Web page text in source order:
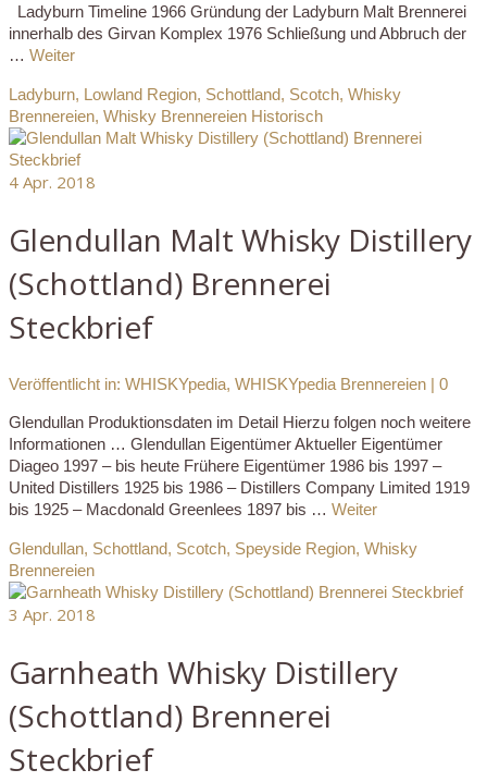
Ladyburn Timeline 1966 Gründung der Ladyburn Malt Brennerei
innerhalb des Girvan Komplex 1976 Schließung und Abbruch der
… Weiter
Ladyburn, Lowland Region, Schottland, Scotch, Whisky
Brennereien, Whisky Brennereien Historisch
4 Apr. 2018
Glendullan Malt Whisky Distillery
(Schottland) Brennerei
Steckbrief
Veröffentlicht in: WHISKYpedia, WHISKYpedia Brennereien | 0
Glendullan Produktionsdaten im Detail Hierzu folgen noch weitere
Informationen … Glendullan Eigentümer Aktueller Eigentümer
Diageo 1997 – bis heute Frühere Eigentümer 1986 bis 1997 –
United Distillers 1925 bis 1986 – Distillers Company Limited 1919
bis 1925 – Macdonald Greenlees 1897 bis … Weiter
Glendullan, Schottland, Scotch, Speyside Region, Whisky
Brennereien
3 Apr. 2018
Garnheath Whisky Distillery
(Schottland) Brennerei
Steckbrief